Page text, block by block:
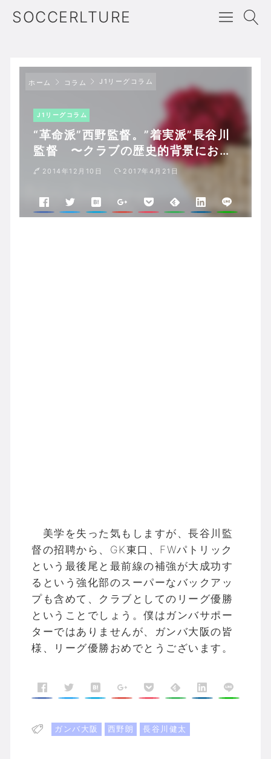
SOCCERLTURE
ホーム コラム J1リーグコラム
J1リーグコラム
“革命派”西野監督。”着実派”長谷川
監督 〜クラブの歴史的背景におい
ての適切な手腕を発揮
2014年12月10日 2017年4月21日
美学を失った気もしますが、長谷川監
督の招聘から、GK東口、FWパトリック
という最後尾と最前線の補強が大成功す
るという強化部のスーパーなバックアッ
プも含めて、クラブとしてのリーグ優勝
ということでしょう。僕はガンバサポー
ターではありませんが、ガンバ大阪の皆
様、リーグ優勝おめでとうございます。
ガンバ大阪 西野朗 長谷川健太